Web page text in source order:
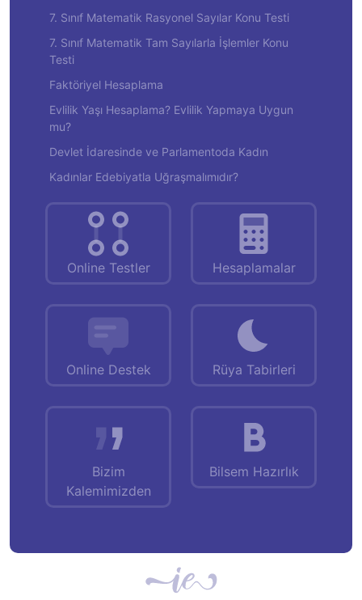
7. Sınıf Matematik Rasyonel Sayılar Konu Testi
7. Sınıf Matematik Tam Sayılarla İşlemler Konu
Testi
Faktöriyel Hesaplama
Evlilik Yaşı Hesaplama? Evlilik Yapmaya Uygun
mu?
Devlet İdaresinde ve Parlamentoda Kadın
Kadınlar Edebiyatla Uğraşmalımıdır?
Online Testler Hesaplamalar
Online Destek Rüya Tabirleri
Bizim
Kalemimizden
Bilsem Hazırlık